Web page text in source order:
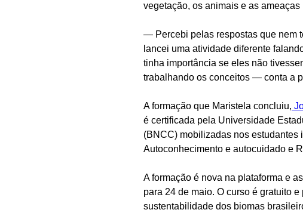
vegetação, os animais e as
— Percebi pelas respostas que nem
lancei uma atividade diferente
tinha importância se eles não
trabalhando os conceitos — conta a
A formação que Maristela concluiu,
é certificada pela Universidade
(BNCC) mobilizadas nos
Autoconhecimento e autocuidado e
A formação é nova na plataforma e
para 24 de maio. O curso é gratuito
sustentabilidade dos biomas